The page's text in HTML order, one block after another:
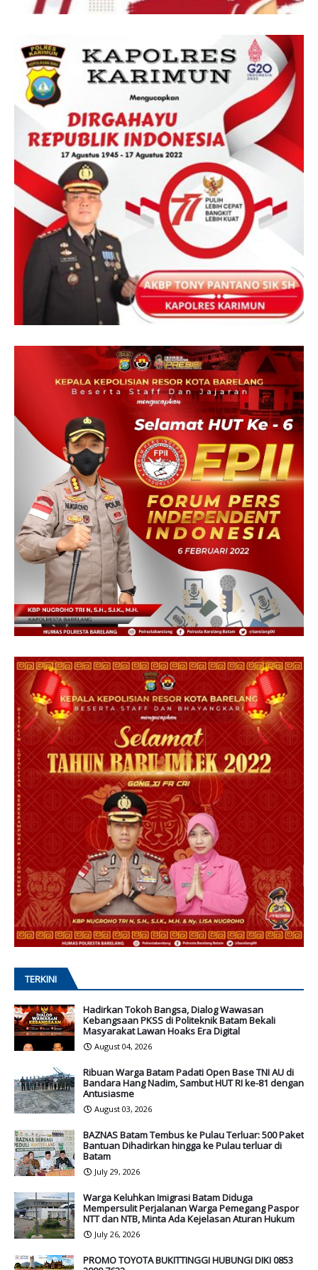
TERKINI
Hadirkan Tokoh Bangsa, Dialog Wawasan
Kebangsaan PKSS di Politeknik Batam Bekali
Masyarakat Lawan Hoaks Era Digital
August 04, 2026
Ribuan Warga Batam Padati Open Base TNI AU di
Bandara Hang Nadim, Sambut HUT RI ke-81 dengan
Antusiasme
August 03, 2026
BAZNAS Batam Tembus ke Pulau Terluar: 500 Paket
Bantuan Dihadirkan hingga ke Pulau terluar di
Batam
July 29, 2026
Warga Keluhkan Imigrasi Batam Diduga
Mempersulit Perjalanan Warga Pemegang Paspor
NTT dan NTB, Minta Ada Kejelasan Aturan Hukum
July 26, 2026
PROMO TOYOTA BUKITTINGGI HUBUNGI DIKI 0853